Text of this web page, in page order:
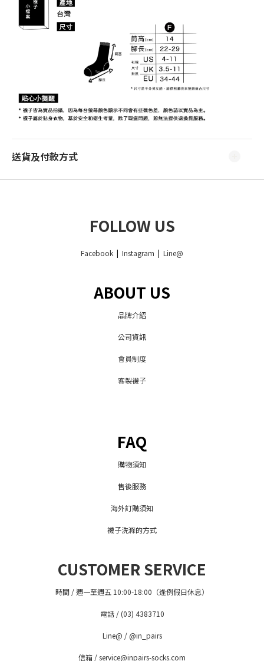
送貨及付款方式
FOLLOW US
Facebook | Instagram | Line@
ABOUT US
品牌介紹
公司資訊
會員制度
客製襪子
FAQ
購物須知
售後服務
海外訂購須知
襪子洗滌的方式
CUSTOMER SERVICE
時間 / 週一至週五 10:00-18:00（逢例假日休息）
電話 / (03) 4383710
Line@ / @in_pairs
信箱 / service@inpairs-socks.com